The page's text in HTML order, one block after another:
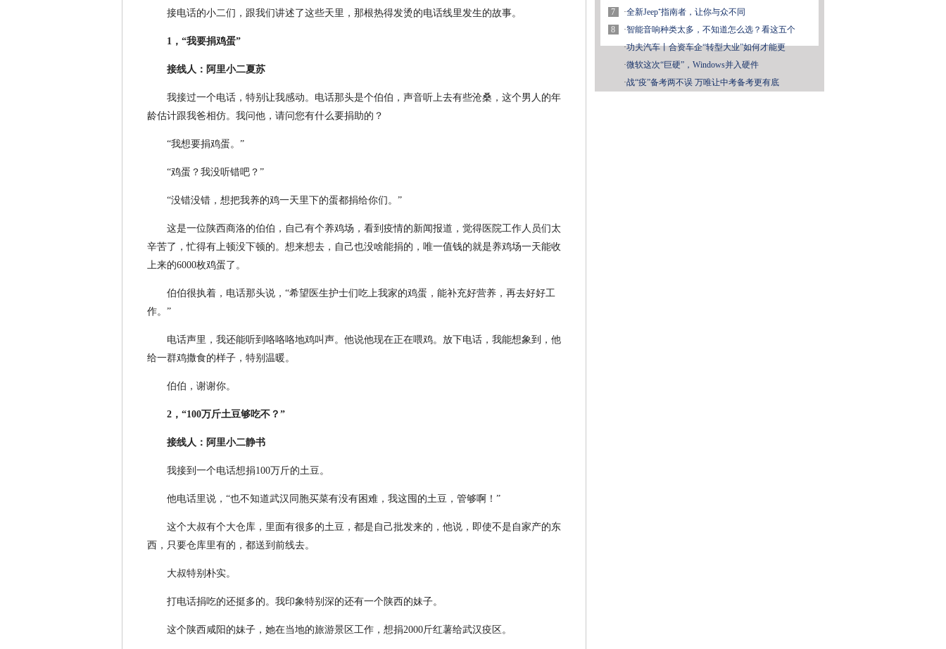
接电话的小二们，跟我们讲述了这些天里，那根热得发烫的电话线里发生的故事。
1，“我要捐鸡蛋”
接线人：阿里小二夏苏
我接过一个电话，特别让我感动。电话那头是个伯伯，声音听上去有些沧桑，这个男人的年
龄估计跟我爸相仿。我问他，请问您有什么要捐助的？
“我想要捐鸡蛋。”
“鸡蛋？我没听错吧？”
“没错没错，想把我养的鸡一天里下的蛋都捐给你们。”
这是一位陕西商洛的伯伯，自己有个养鸡场，看到疫情的新闻报道，觉得医院工作人员们太
辛苦了，忙得有上顿没下顿的。想来想去，自己也没啥能捐的，唯一值钱的就是养鸡场一天能收
上来的6000枚鸡蛋了。
伯伯很执着，电话那头说，“希望医生护士们吃上我家的鸡蛋，能补充好营养，再去好好工
作。”
电话声里，我还能听到咯咯咯地鸡叫声。他说他现在正在喂鸡。放下电话，我能想象到，他
给一群鸡撒食的样子，特别温暖。
伯伯，谢谢你。
2，“100万斤土豆够吃不？”
接线人：阿里小二静书
我接到一个电话想捐100万斤的土豆。
他电话里说，“也不知道武汉同胞买菜有没有困难，我这囤的土豆，管够啊！”
这个大叔有个大仓库，里面有很多的土豆，都是自己批发来的，他说，即使不是自家产的东
西，只要仓库里有的，都送到前线去。
大叔特别朴实。
打电话捐吃的还挺多的。我印象特别深的还有一个陕西的妹子。
这个陕西咸阳的妹子，她在当地的旅游景区工作，想捐2000斤红薯给武汉疫区。
7
8
·全新Jeep⁺指南者，让你与众不同
·智能音响种类太多，不知道怎么选？看这五个
·功夫汽车丨合资车企“转型大业”如何才能更
·微软这次“巨硬”，Windows并入硬件
·战“疫”备考两不误 万唯让中考备考更有底